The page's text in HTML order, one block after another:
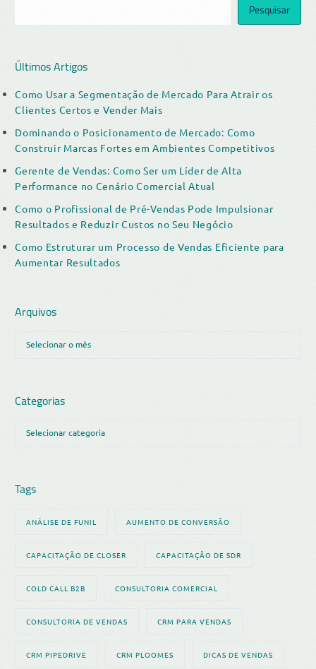
Pesquisar
Últimos Artigos
Como Usar a Segmentação de Mercado Para Atrair os
Clientes Certos e Vender Mais
Dominando o Posicionamento de Mercado: Como
Construir Marcas Fortes em Ambientes Competitivos
Gerente de Vendas: Como Ser um Líder de Alta
Performance no Cenário Comercial Atual
Como o Profissional de Pré-Vendas Pode Impulsionar
Resultados e Reduzir Custos no Seu Negócio
Como Estruturar um Processo de Vendas Eficiente para
Aumentar Resultados
Arquivos
Categorias
Tags
ANÁLISE DE FUNIL AUMENTO DE CONVERSÃO
CAPACITAÇÃO DE CLOSER CAPACITAÇÃO DE SDR
COLD CALL B2B CONSULTORIA COMERCIAL
CONSULTORIA DE VENDAS CRM PARA VENDAS
CRM PIPEDRIVE CRM PLOOMES DICAS DE VENDAS